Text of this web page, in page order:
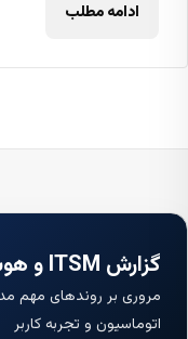
ادامه مطلب
گزارش ITSM و هوش مصنوعی
مروری بر روندهای مهم
اتوماسیون و تجربه کاربر